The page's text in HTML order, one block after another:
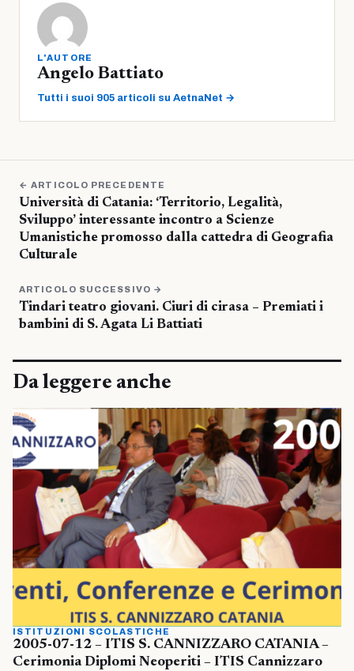
L'AUTORE
Angelo Battiato
Tutti i suoi 905 articoli su AetnaNet →
← ARTICOLO PRECEDENTE
Università di Catania: ‘Territorio, Legalità,
Sviluppo’ interessante incontro a Scienze
Umanistiche promosso dalla cattedra di Geografia
Culturale
ARTICOLO SUCCESSIVO →
Tindari teatro giovani. Ciuri di cirasa – Premiati i
bambini di S. Agata Li Battiati
Da leggere anche
ISTITUZIONI SCOLASTICHE
2005-07-12 – ITIS S. CANNIZZARO CATANIA –
Cerimonia Diplomi Neoperiti – ITIS Cannizzaro